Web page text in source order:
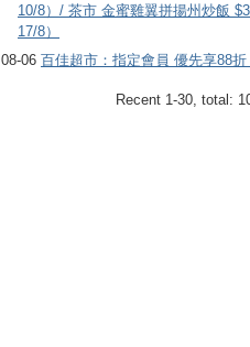
10/8）/ 茶市 金蜜雞翼拼揚州炒飯
17/8）
08-06 百佳超市：指定會員 優先享88折
Recent 1-30, total: